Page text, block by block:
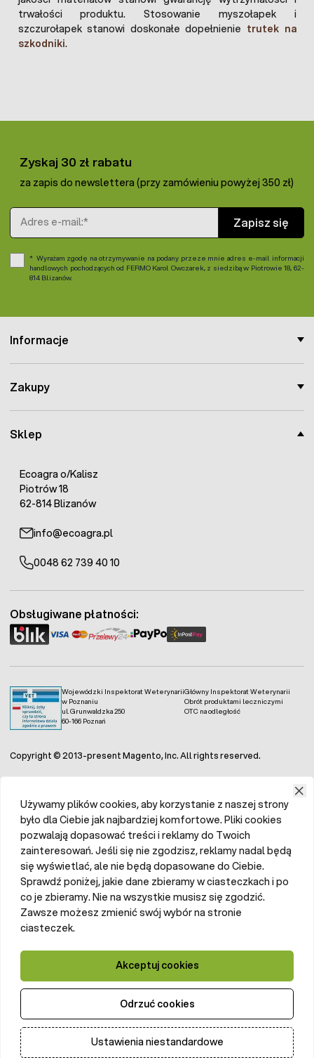
trwałości produktu. Stosowanie myszołapek i
szczurołapek stanowi doskonałe dopełnienie trutek na
szkodniki.
Sklep
Ecoagra o/Kalisz
Piotrów 18
62-814 Blizanów
info@ecoagra.pl
0048 62 739 40 10
Informacje
Zakupy
Zyskaj 30 zł rabatu
za zapis do newslettera (przy zamówieniu powyżej 350 zł)
Adres e-mail
Zapisz się
Wyrażam zgodę na otrzymywanie na podany przeze mnie adres e-mail informacji
handlowych pochodzących od FERMO Karol Owczarek, z siedzibą w Piotrowie 18, 62-
814 Blizanów.
Wojewódzki Inspektorat Weterynarii
w Poznaniu
ul. Grunwaldzka 250
60-166 Poznań
Główny Inspektorat Weterynarii
Obrót produktami leczniczymi
OTC na odległość
Obsługiwane płatności:
Copyright © 2013-present Magento, Inc. All rights reserved.
Używamy plików cookies, aby korzystanie z naszej strony
było dla Ciebie jak najbardziej komfortowe. Pliki cookies
pozwalają dopasować treści i reklamy do Twoich
zainteresowań. Jeśli się nie zgodzisz, reklamy nadal będą
się wyświetlać, ale nie będą dopasowane do Ciebie.
Sprawdź poniżej, jakie dane zbieramy w ciasteczkach i po
co je zbieramy. Nie na wszystkie musisz się zgodzić.
Zawsze możesz zmienić swój wybór na stronie
ciasteczek.
Akceptuj cookies
Odrzuć cookies
Ustawienia niestandardowe